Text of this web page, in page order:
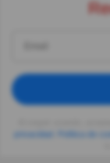
privacidad